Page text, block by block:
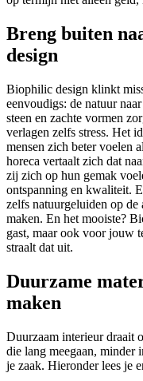
Breng buiten
design
Biophilic design klinkt
eenvoudigs: de natuur
steen en zachte vormen
verlagen zelfs stress. Het
mensen zich beter voelen
horeca vertaalt zich dat
zij zich op hun gemak
ontspanning en kwaliteit.
zelfs natuurgeluiden op
maken. En het mooiste?
gast, maar ook voor jouw
straalt dat uit.
Duurzame
maken
Duurzaam interieur draait
die lang meegaan, minder
je zaak. Hieronder lees je